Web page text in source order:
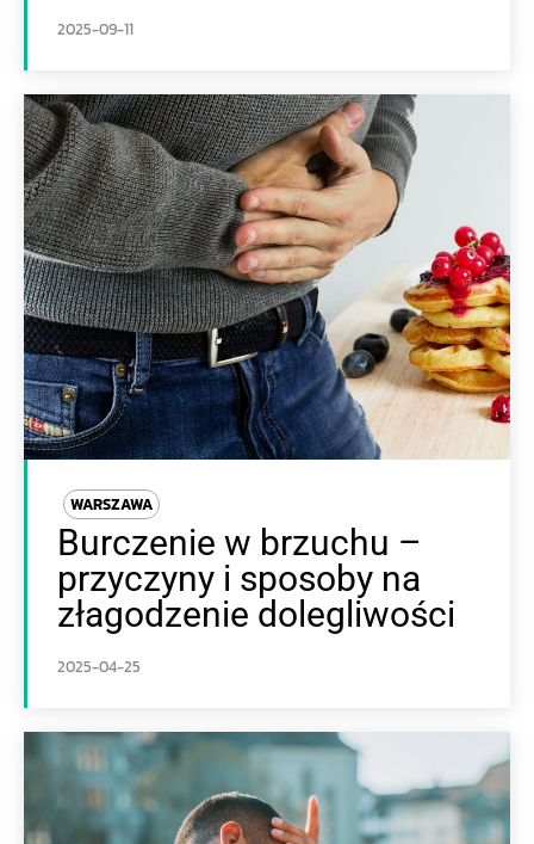
2025-09-11
WARSZAWA
Burczenie w brzuchu –
przyczyny i sposoby na
złagodzenie dolegliwości
2025-04-25